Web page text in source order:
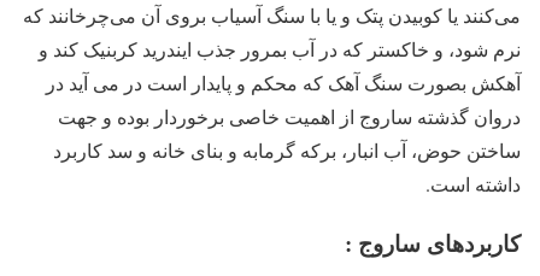
می‌کنند یا کوبیدن پتک و یا با سنگ آسیاب بروی آن می‌چرخانند که
نرم شود، و خاکستر که در آب بمرور جذب ایندرید کربنیک کند و
آهکش بصورت سنگ آهک که محکم و پایدار است در می آید در
دروان گذشته ساروج از اهمیت خاصی برخوردار بوده و جهت
ساختن حوض، آب انبار، برکه گرمابه و بنای خانه و سد کاربرد
داشته است.
کاربردهای ساروج :